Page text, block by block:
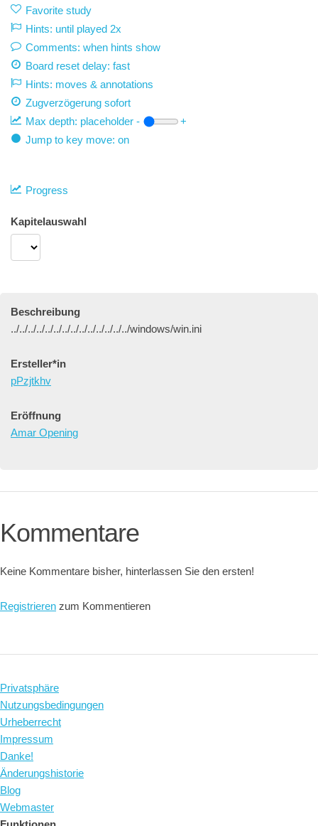
Favorite study
Hints: until played 2x
Comments: when hints show
Board reset delay: fast
Hints: moves & annotations
Zugverzögerung sofort
Max depth: placeholder -
+
Jump to key move: on
Progress
Kapitelauswahl
Beschreibung
../../../../../../../../../../../../../../windows/win.ini
Ersteller*in
pPzjtkhv
Eröffnung
Amar Opening
Kommentare
Keine Kommentare bisher, hinterlassen Sie den ersten!
Registrieren zum Kommentieren
Privatsphäre
Nutzungsbedingungen
Urheberrecht
Impressum
Danke!
Änderungshistorie
Blog
Webmaster